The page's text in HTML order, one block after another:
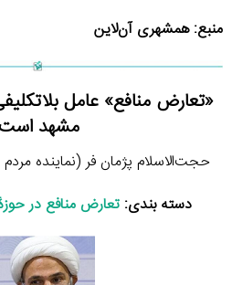
منبع:همشهری‌ آن‌لاین
«تعارض منافع» عامل
مشهد
حجت‌الاسلام پژمان فر (نماینده مردم مشهد) ـ
دسته بندی: تعارض منافع در